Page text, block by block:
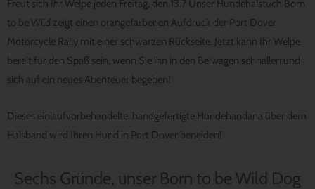
Freut sich Ihr Welpe jeden Freitag, den 13.? Unser Hundehalstuch Born
to be Wild zeigt einen orangefarbenen Aufdruck der Port Dover
Motorcycle Rally mit einer schwarzen Rückseite. Jetzt kann Ihr Welpe
bereit für den Spaß sein, wenn Sie ihn in den Beiwagen schnallen und
sich auf ein neues Abenteuer begeben!
Dieses einlaufvorbehandelte, handgefertigte Hundebandana über dem
Halsband wird Ihren Hund in Port Dover beneiden!
Sechs Gründe, unser Born to be Wild Dog